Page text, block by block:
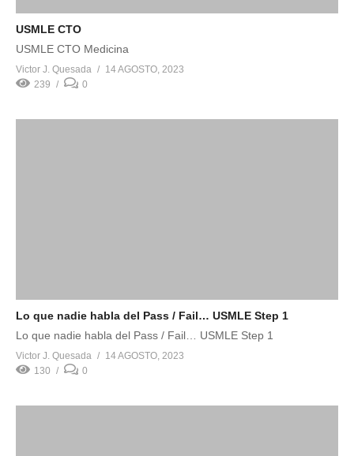
USMLE CTO
USMLE CTO Medicina
Victor J. Quesada
14 AGOSTO, 2023
239
0
Lo que nadie habla del Pass / Fail… USMLE Step 1
Lo que nadie habla del Pass / Fail… USMLE Step 1
Victor J. Quesada
14 AGOSTO, 2023
130
0